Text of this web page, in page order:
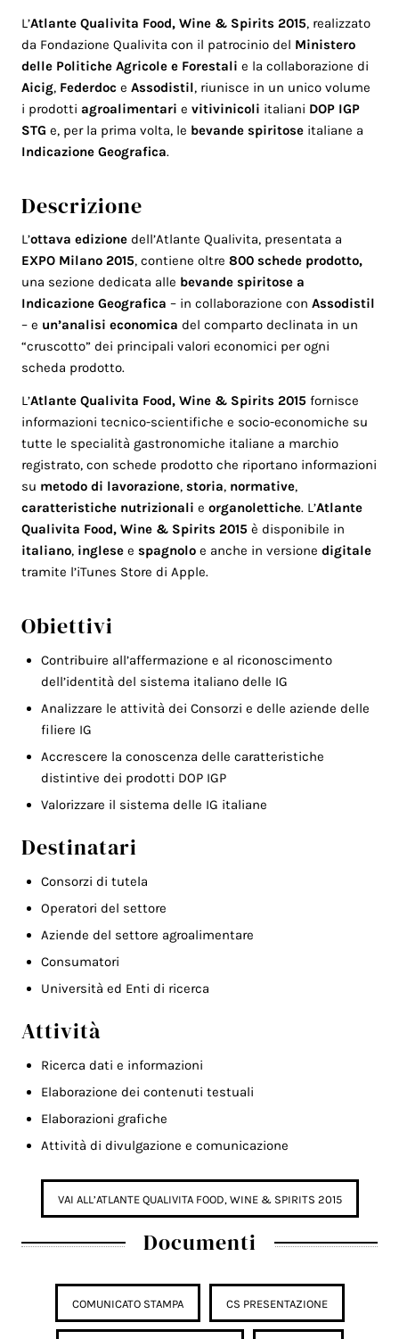
L’Atlante Qualivita Food, Wine & Spirits 2015, realizzato
da Fondazione Qualivita con il patrocinio del Ministero
delle Politiche Agricole e Forestali e la collaborazione di
Aicig, Federdoc eAssodistil, riunisce in un unico volume
i prodottiagroalimentarie vitivinicoli italiani DOP IGP
STGe, per la prima volta, le bevande spiritose italiane a
Indicazione Geografica.
Descrizione
L’ottava edizione dell’Atlante Qualivita, presentata a
EXPO Milano 2015, contiene oltre800 schede prodotto,
una sezione dedicata alle bevande spiritose a
Indicazione Geografica – in collaborazione conAssodistil
– e un’analisi economica del comparto declinata in un
“cruscotto” dei principali valori economici per ogni
scheda prodotto.
L’Atlante Qualivita Food, Wine & Spirits 2015 fornisce
informazioni tecnico-scientifiche e socio-economiche su
tutte le specialità gastronomiche italiane a marchio
registrato, con schede prodotto che riportano informazioni
su metodo di lavorazione,storia, normative,
caratteristiche nutrizionali eorganolettiche. L’Atlante
Qualivita Food, Wine & Spirits 2015è disponibile in
italiano, inglese espagnolo e anche in versionedigitale
tramite l’iTunes Store di Apple.
Obiettivi
Contribuire all’affermazione e al riconoscimento
dell’identità del sistema italiano delle IG
Analizzare le attività dei Consorzi e delle aziende delle
filiere IG
Accrescere la conoscenza delle caratteristiche
distintive dei prodotti DOP IGP
Valorizzare il sistema delle IG italiane
Destinatari
Consorzi di tutela
Operatori del settore
Aziende del settore agroalimentare
Consumatori
Università ed Enti di ricerca
Attività
Ricerca dati e informazioni
Elaborazione dei contenuti testuali
Elaborazioni grafiche
Attività di divulgazione e comunicazione
VAI ALL’ATLANTE QUALIVITA FOOD, WINE & SPIRITS 2015
Documenti
COMUNICATO STAMPA CS PRESENTAZIONE